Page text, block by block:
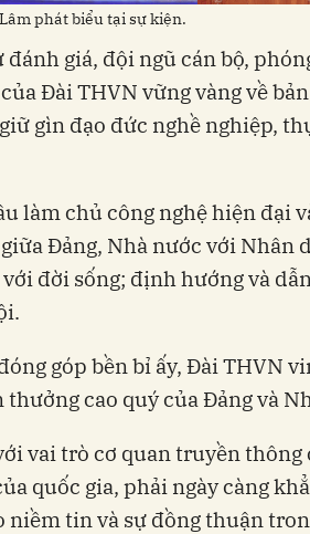
phát biểu tại sự kiện.
đánh giá, đội ngũ cán bộ,
Đài THVN vững vàng về
gìn đạo đức nghề nghiệp,
làm chủ công nghệ hiện đại
Đảng, Nhà nước với Nhân
đời sống; định hướng và
góp bền bỉ ấy, Đài THVN
cao quý của Đảng và
vai trò cơ quan truyền
quốc gia, phải ngày càng
niềm tin và sự đồng thuận